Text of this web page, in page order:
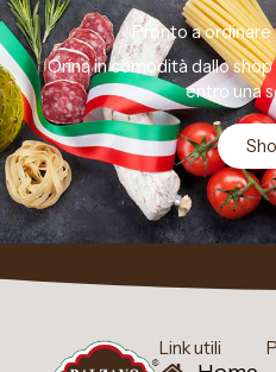
Pronto a
Orina in comodità dallo
entro una
Link utili